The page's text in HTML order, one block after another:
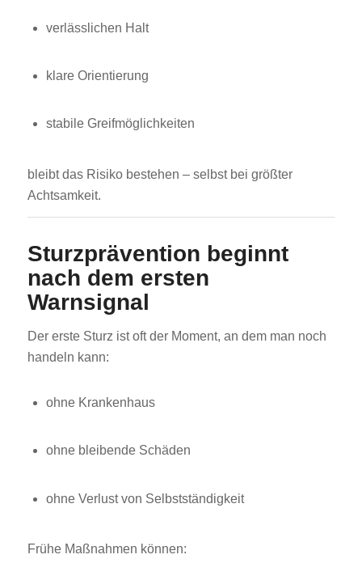
verlässlichen Halt
klare Orientierung
stabile Greifmöglichkeiten
bleibt das Risiko bestehen – selbst bei größter
Achtsamkeit.
Sturzprävention beginnt
nach dem ersten
Warnsignal
Der erste Sturz ist oft der Moment, an dem man noch
handeln kann:
ohne Krankenhaus
ohne bleibende Schäden
ohne Verlust von Selbstständigkeit
Frühe Maßnahmen können: